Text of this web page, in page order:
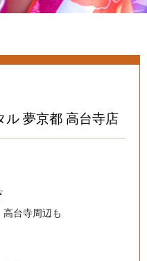
ル 夢京都 高台寺店
台寺周辺も